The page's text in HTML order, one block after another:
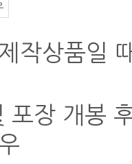
작상품일
포장 개봉